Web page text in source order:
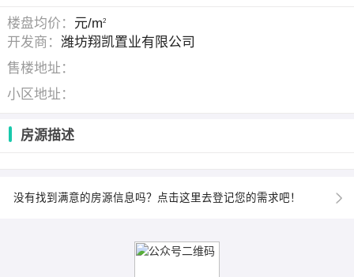
楼盘均价： 元/m2
开发商：潍坊翔凯置业有限公司
售楼地址：
小区地址：
房源描述
没有找到满意的房源信息吗？点击这里去登记您的需求吧！